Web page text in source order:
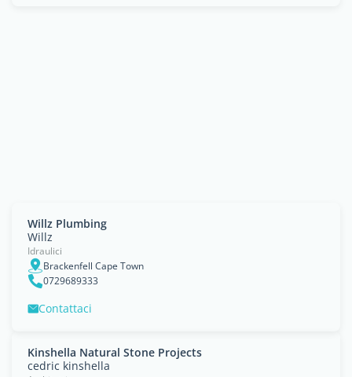
Willz Plumbing
Willz
Idraulici
Brackenfell Cape Town
0729689333
Contattaci
Kinshella Natural Stone Projects
cedric kinshella